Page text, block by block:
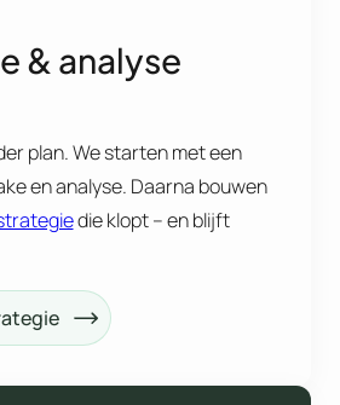
& analyse
plan. We starten met een
en analyse. Daarna bouwen
die klopt – en blijft